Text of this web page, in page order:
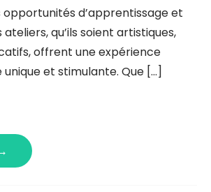
opportunités d’apprentissage et
qu’ils soient artistiques,
offrent une expérience
unique et stimulante. Que […]